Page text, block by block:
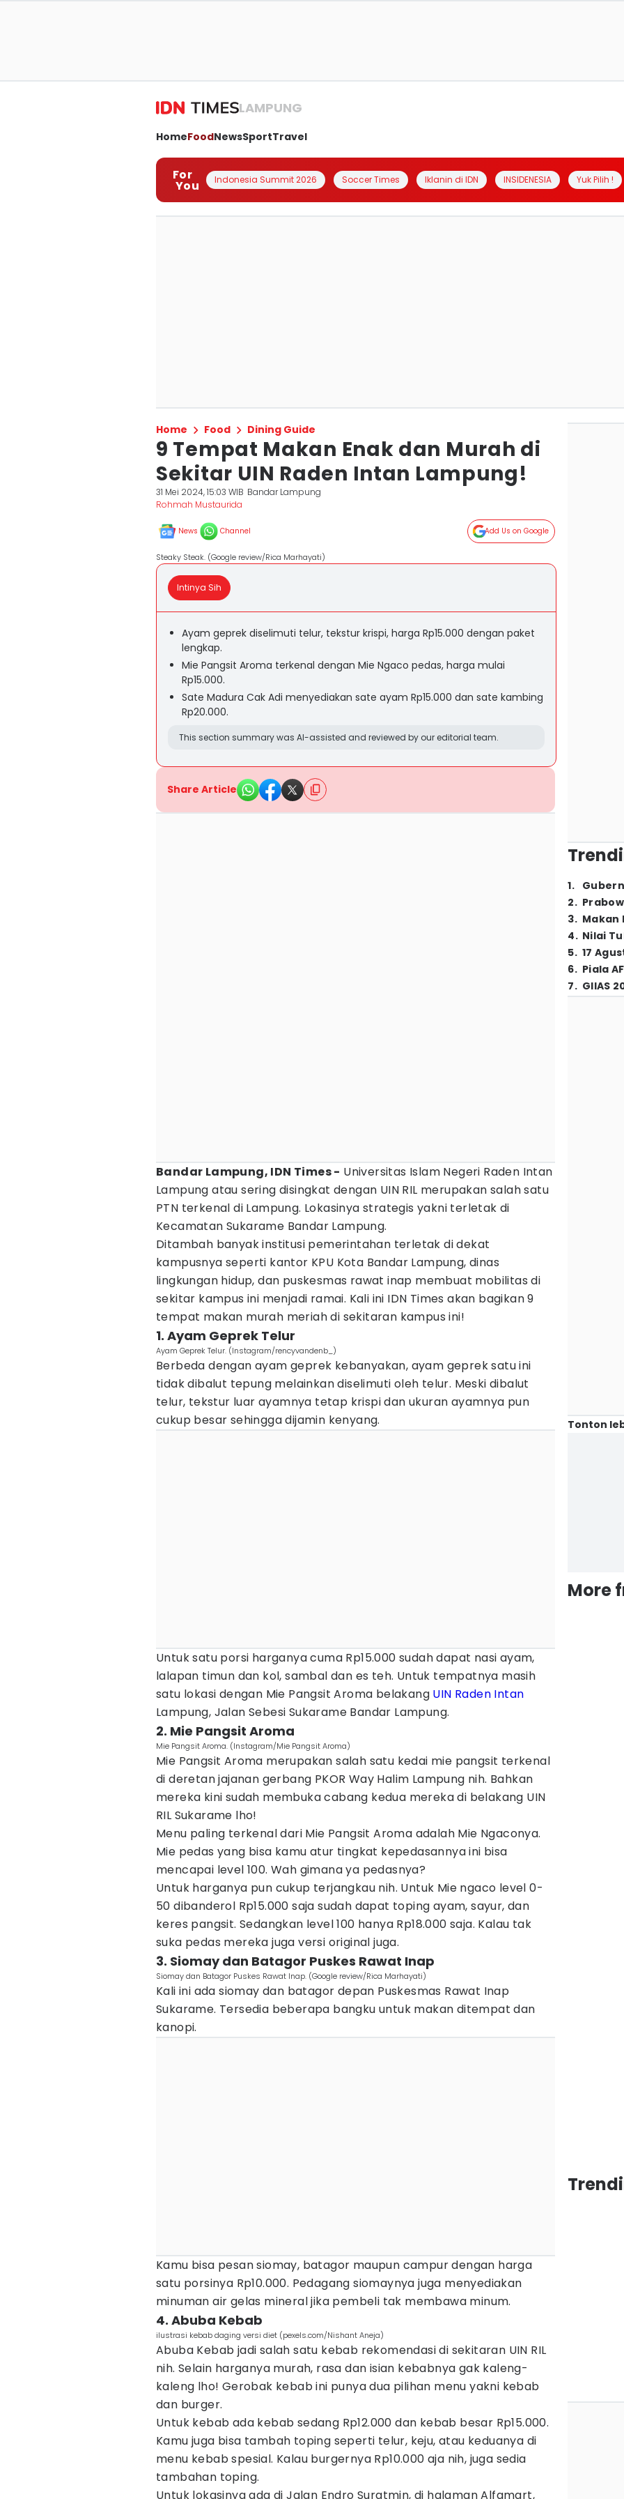
LAMPUNG
HomeFoodNewsSportTravel
For
You Indonesia Summit 2026 Soccer Times Iklanin di IDN INSIDENESIA Yuk Pilih !
Home Food Dining Guide
9 Tempat Makan Enak dan Murah di
Sekitar UIN Raden Intan Lampung!
31 Mei 2024, 15:03 WIB Bandar Lampung
Rohmah Mustaurida
News Channel Add Us on Google
Steaky Steak. (Google review/Rica Marhayati)
Intinya Sih
Ayam geprek diselimuti telur, tekstur krispi, harga Rp15.000 dengan paket
lengkap.
Mie Pangsit Aroma terkenal dengan Mie Ngaco pedas, harga mulai
Rp15.000.
Sate Madura Cak Adi menyediakan sate ayam Rp15.000 dan sate kambing
Rp20.000.
This section summary was AI-assisted and reviewed by our editorial team.
Share Article
Bandar Lampung, IDN Times - Universitas Islam Negeri Raden Intan
Lampung atau sering disingkat dengan UIN RIL merupakan salah satu
PTN terkenal di Lampung. Lokasinya strategis yakni terletak di
Kecamatan Sukarame Bandar Lampung.
Ditambah banyak institusi pemerintahan terletak di dekat
kampusnya seperti kantor KPU Kota Bandar Lampung, dinas
lingkungan hidup, dan puskesmas rawat inap membuat mobilitas di
sekitar kampus ini menjadi ramai. Kali ini IDN Times akan bagikan 9
tempat makan murah meriah di sekitaran kampus ini!
1. Ayam Geprek Telur
Ayam Geprek Telur. (Instagram/rencyvandenb_)
Berbeda dengan ayam geprek kebanyakan, ayam geprek satu ini
tidak dibalut tepung melainkan diselimuti oleh telur. Meski dibalut
telur, tekstur luar ayamnya tetap krispi dan ukuran ayamnya pun
cukup besar sehingga dijamin kenyang.
Untuk satu porsi harganya cuma Rp15.000 sudah dapat nasi ayam,
lalapan timun dan kol, sambal dan es teh. Untuk tempatnya masih
satu lokasi dengan Mie Pangsit Aroma belakang UIN Raden Intan
Lampung, Jalan Sebesi Sukarame Bandar Lampung.
2. Mie Pangsit Aroma
Mie Pangsit Aroma. (Instagram/Mie Pangsit Aroma)
Mie Pangsit Aroma merupakan salah satu kedai mie pangsit terkenal
di deretan jajanan gerbang PKOR Way Halim Lampung nih. Bahkan
mereka kini sudah membuka cabang kedua mereka di belakang UIN
RIL Sukarame lho!
Menu paling terkenal dari Mie Pangsit Aroma adalah Mie Ngaconya.
Mie pedas yang bisa kamu atur tingkat kepedasannya ini bisa
mencapai level 100. Wah gimana ya pedasnya?
Untuk harganya pun cukup terjangkau nih. Untuk Mie ngaco level 0-
50 dibanderol Rp15.000 saja sudah dapat toping ayam, sayur, dan
keres pangsit. Sedangkan level 100 hanya Rp18.000 saja. Kalau tak
suka pedas mereka juga versi original juga.
3. Siomay dan Batagor Puskes Rawat Inap
Siomay dan Batagor Puskes Rawat Inap. (Google review/Rica Marhayati)
Kali ini ada siomay dan batagor depan Puskesmas Rawat Inap
Sukarame. Tersedia beberapa bangku untuk makan ditempat dan
kanopi.
Kamu bisa pesan siomay, batagor maupun campur dengan harga
satu porsinya Rp10.000. Pedagang siomaynya juga menyediakan
minuman air gelas mineral jika pembeli tak membawa minum.
4. Abuba Kebab
ilustrasi kebab daging versi diet (pexels.com/Nishant Aneja)
Abuba Kebab jadi salah satu kebab rekomendasi di sekitaran UIN RIL
nih. Selain harganya murah, rasa dan isian kebabnya gak kaleng-
kaleng lho! Gerobak kebab ini punya dua pilihan menu yakni kebab
dan burger.
Untuk kebab ada kebab sedang Rp12.000 dan kebab besar Rp15.000.
Kamu juga bisa tambah toping seperti telur, keju, atau keduanya di
menu kebab spesial. Kalau burgernya Rp10.000 aja nih, juga sedia
tambahan toping.
Untuk lokasinya ada di Jalan Endro Suratmin, di halaman Alfamart,
1.
2.
3. Makan
4. Nilai
5. 17
6. Piala
7. GIIAS
Tonton
More